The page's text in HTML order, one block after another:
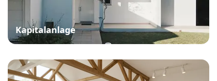
Kapitalanlage